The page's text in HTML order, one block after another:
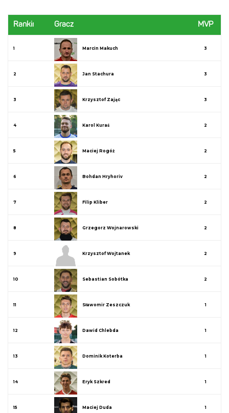
Ranking Gracz MVP
1 Marcin Makuch 3
2 Jan Stachura 3
3 Krzysztof Zając 3
4 Karol Kuraś 2
5 Maciej Rogóż 2
6 Bohdan Hryhoriv 2
7 Filip Kliber 2
8 Grzegorz Wojnarowski 2
9 Krzysztof Wojtanek 2
10 Sebastian Sobótka 2
11 Sławomir Zeszczuk 1
12 Dawid Chlebda 1
13 Dominik Koterba 1
14 Eryk Szkred 1
15 Maciej Duda 1